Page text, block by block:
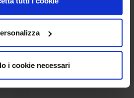
i cookie necessari
IMG-20260601-WA0038 (2).jpg